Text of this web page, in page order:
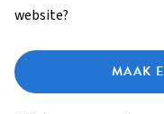
website?
MAAK